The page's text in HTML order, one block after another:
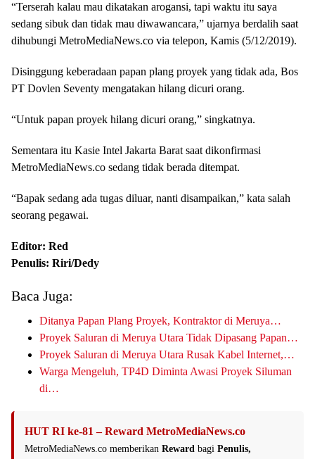
“Terserah kalau mau dikatakan arogansi, tapi waktu itu saya
sedang sibuk dan tidak mau diwawancara,” ujarnya berdalih saat
dihubungi MetroMediaNews.co via telepon, Kamis (5/12/2019).
Disinggung keberadaan papan plang proyek yang tidak ada, Bos
PT Dovlen Seventy mengatakan hilang dicuri orang.
“Untuk papan proyek hilang dicuri orang,” singkatnya.
Sementara itu Kasie Intel Jakarta Barat saat dikonfirmasi
MetroMediaNews.co sedang tidak berada ditempat.
“Bapak sedang ada tugas diluar, nanti disampaikan,” kata salah
seorang pegawai.
Editor: Red
Penulis: Riri/Dedy
Baca Juga:
Ditanya Papan Plang Proyek, Kontraktor di Meruya…
Proyek Saluran di Meruya Utara Tidak Dipasang Papan…
Proyek Saluran di Meruya Utara Rusak Kabel Internet,…
Warga Mengeluh, TP4D Diminta Awasi Proyek Siluman
di…
HUT RI ke-81 – Reward MetroMediaNews.co
MetroMediaNews.co memberikan Reward bagi Penulis,